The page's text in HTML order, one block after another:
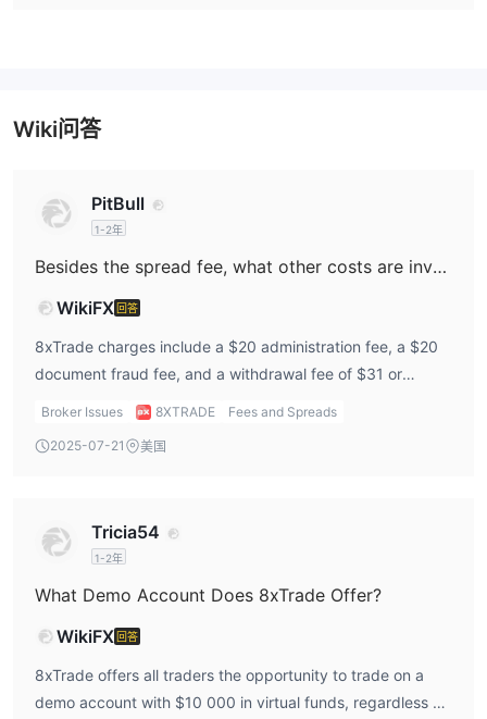
存款和取款
Bangkok Bank、Siam Commercial Bank、Kasikorn
Bank、Thanachart Bank、UOB、CIMB Thai Bank、
VISA和 M aster 进行支付。
存款选项取款选项
Wiki问答
PitBull
1-2年
Besides the spread fee, what other costs are involved when trading on 8xTrade?
WikiFX 回答
8xTrade charges include a $20 administration fee, a $20
document fraud fee, and a withdrawal fee of $31 or
equivalent; Swap Fee ranges from 0.01% – 0.5% and in
normal (Friday-Saturday).
Broker Issues 8XTRADE Fees and Spreads
2025-07-21 美国
Tricia54
1-2年
What Demo Account Does 8xTrade Offer?
WikiFX 回答
8xTrade offers all traders the opportunity to trade on a
demo account with $10 000 in virtual funds, regardless of